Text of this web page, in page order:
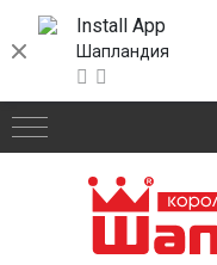
Install App
Шапландия